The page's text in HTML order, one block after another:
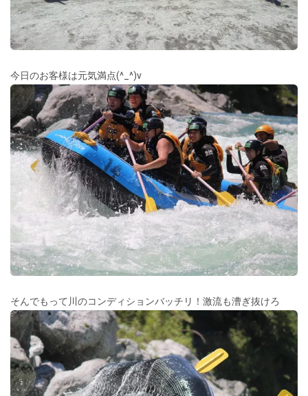
今日のお客様は元気満点(^_^)v
そんでもって川のコンディションバッチリ！激流も漕ぎ抜けろ